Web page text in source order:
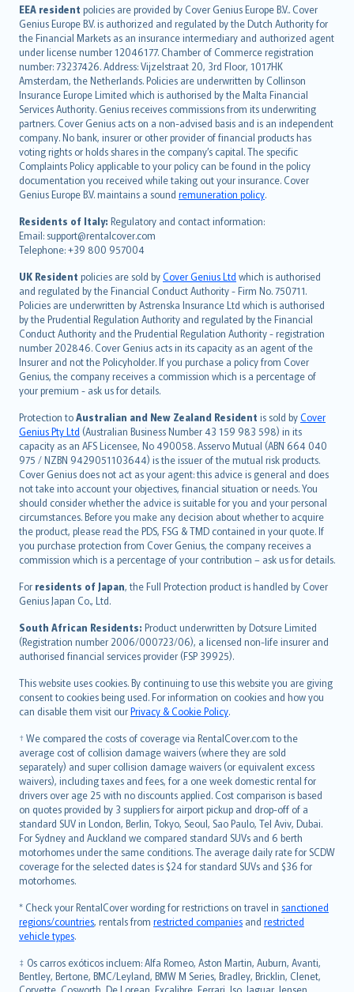
EEA resident policies are provided by Cover Genius Europe B.V.. Cover
Genius Europe B.V. is authorized and regulated by the Dutch Authority for
the Financial Markets as an insurance intermediary and authorized agent
under license number 12046177. Chamber of Commerce registration
number: 73237426. Address: Vijzelstraat 20, 3rd Floor, 1017HK
Amsterdam, the Netherlands. Policies are underwritten by Collinson
Insurance Europe Limited which is authorised by the Malta Financial
Services Authority. Genius receives commissions from its underwriting
partners. Cover Genius acts on a non-advised basis and is an independent
company. No bank, insurer or other provider of financial products has
voting rights or holds shares in the company’s capital. The specific
Complaints Policy applicable to your policy can be found in the policy
documentation you received while taking out your insurance. Cover
Genius Europe B.V. maintains a sound remuneration policy.
Residents of Italy: Regulatory and contact information:
Email: support@rentalcover.com
Telephone: +39 800 957004
UK Resident policies are sold byCover Genius Ltd which is authorised
and regulated by the Financial Conduct Authority - Firm No. 750711.
Policies are underwritten by Astrenska Insurance Ltd which is authorised
by the Prudential Regulation Authority and regulated by the Financial
Conduct Authority and the Prudential Regulation Authority - registration
number 202846. Cover Genius acts in its capacity as an agent of the
Insurer and not the Policyholder. If you purchase a policy from Cover
Genius, the company receives a commission which is a percentage of
your premium - ask us for details.
Protection toAustralian and New Zealand Resident is sold byCover
Genius Pty Ltd (Australian Business Number 43 159 983 598) in its
capacity as an AFS Licensee, No 490058. Asservo Mutual (ABN 664 040
975 / NZBN 9429051103644) is the issuer of the mutual risk products.
Cover Genius does not act as your agent: this advice is general and does
not take into account your objectives, financial situation or needs. You
should consider whether the advice is suitable for you and your personal
circumstances. Before you make any decision about whether to acquire
the product, please read the PDS, FSG & TMD contained in your quote. If
you purchase protection from Cover Genius, the company receives a
commission which is a percentage of your contribution – ask us for details.
For residents of Japan, the Full Protection product is handled by Cover
Genius Japan Co., Ltd.
South African Residents: Product underwritten by Dotsure Limited
(Registration number 2006/000723/06), a licensed non-life insurer and
authorised financial services provider (FSP 39925).
This website uses cookies. By continuing to use this website you are giving
consent to cookies being used. For information on cookies and how you
can disable them visit ourPrivacy & Cookie Policy.
† We compared the costs of coverage via RentalCover.com to the
average cost of collision damage waivers (where they are sold
separately) and super collision damage waivers (or equivalent excess
waivers), including taxes and fees, for a one week domestic rental for
drivers over age 25 with no discounts applied. Cost comparison is based
on quotes provided by 3 suppliers for airport pickup and drop-off of a
standard SUV in London, Berlin, Tokyo, Seoul, Sao Paulo, Tel Aviv, Dubai.
For Sydney and Auckland we compared standard SUVs and 6 berth
motorhomes under the same conditions. The average daily rate for SCDW
coverage for the selected dates is $24 for standard SUVs and $36 for
motorhomes.
* Check your RentalCover wording for restrictions on travel in sanctioned
regions/countries, rentals from restricted companies and restricted
vehicle types.
‡ Os carros exóticos incluem: Alfa Romeo, Aston Martin, Auburn, Avanti,
Bentley, Bertone, BMC/Leyland, BMW M Series, Bradley, Bricklin, Clenet,
Corvette, Cosworth, De Lorean, Excalibre, Ferrari, Iso, Jaguar, Jensen
English (UK)
English (US)
Deutsch
français
Nederlands
español
italiano
简体中文
繁體中文
Português
polski
עברית
Português
svenska
日本語
한국어
dansk
norsk
suomi
العربيّة
Türkçe
česky
Русский
ภาษาไทย
български
català
Hrvatski
eesti
Ελληνικά
Magyar
Íslenska
Bahasa Indonesia
latviešu
Lietuviškai
Bahasa Melayu
Română
српски
Slovensky
Slovenščina
Українська
Tiếng Việt